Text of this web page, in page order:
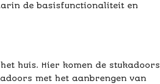
de basisfunctionaliteit en
huis. Hier komen de stukadoors
met het aanbrengen van